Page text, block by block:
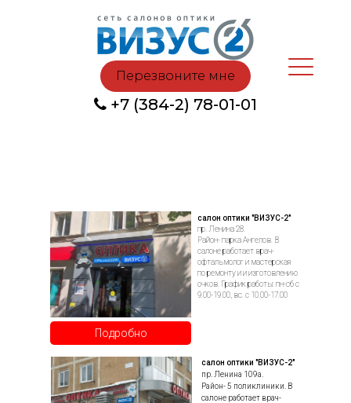
Перезвоните мне
+7 (384-2) 78-01-01
салон оптики "ВИЗУС-2"
пр. Ленина 28.
Район- парка Ангелов. В
салоне работает врач-
офтальмолог и мастерская
по ремонту и и изготовлению
очков. График работы: пн-сб с
9.00-19.00, вс. с 10.00-17.00
Подробно
салон оптики "ВИЗУС-2"
пр. Ленина 109а.
Район- 5 поликлиники. В
салоне работает врач-